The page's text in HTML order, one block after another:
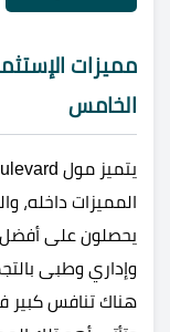
مميزات
الخامس
المميزات داخله،
يحصلون على
وإداري وطبى
هناك تنافس كبير